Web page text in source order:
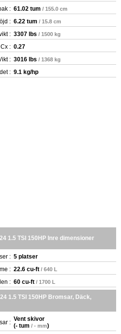
: 61.02 tum / 155.0 cm
: 6.22 tum / 15.8 cm
: 3307 lbs / 1500 kg
Cx : 0.27
: 3016 lbs / 1368 kg
: 9.1 kg/hp
1.5 TSI 150HP Inre dimensioner
: 5 platser
: 22.6 cu-ft / 640 L
: 60 cu-ft / 1700 L
1.5 TSI 150HP Bromsar, Däck,
: Vent skivor
(- tum / - mm)